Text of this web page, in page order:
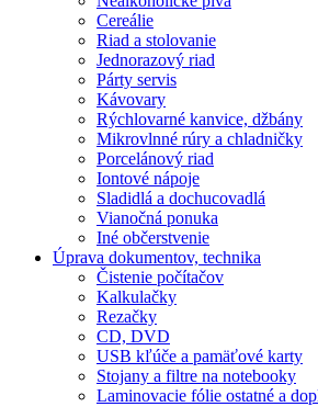
Cereálie
Riad a stolovanie
Jednorazový riad
Párty servis
Kávovary
Rýchlovarné kanvice, džbány
Mikrovlnné rúry a chladničky
Porcelánový riad
Iontové nápoje
Sladidlá a dochucovadlá
Vianočná ponuka
Iné občerstvenie
Úprava dokumentov, technika
Čistenie počítačov
Kalkulačky
Rezačky
CD, DVD
USB kľúče a pamäťové karty
Stojany a filtre na notebooky
Laminovacie fólie ostatné a